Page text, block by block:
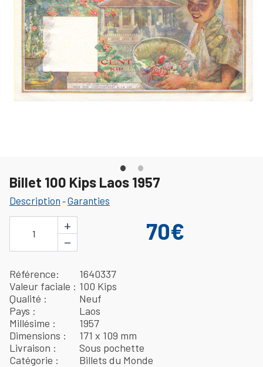
Billet 100 Kips Laos 1957
Description -Garanties
1
+
−
70€
Référence
1640337
Valeur faciale
100 Kips
Qualité
Neuf
Pays
Laos
Millésime
1957
Dimensions
171 x 109 mm
Livraison
Sous pochette
Catégorie
Billets du Monde